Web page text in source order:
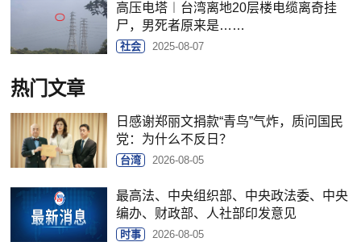
高压电塔︱台湾离地20层楼电缆离奇挂
尸，男死者原来是……
社会 2025-08-07
热门文章
日感谢郑丽文捐款“青鸟”气炸，质问国民
党：为什么不反日？
台湾 2026-08-05
最高法、中央组织部、中央政法委、中央
编办、财政部、人社部印发意见
时事 2026-08-05